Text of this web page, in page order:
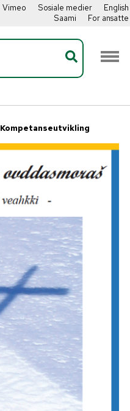
Vimeo Sosiale medier
English
Saami
For ansatte
Kompetanseutvikling